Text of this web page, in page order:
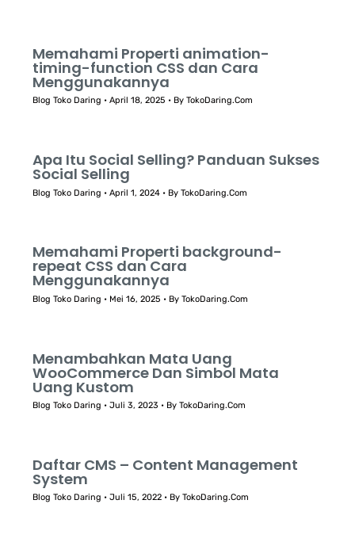
Memahami Properti animation-
timing-function CSS dan Cara
Menggunakannya
Blog Toko Daring •April 18, 2025 • ByTokoDaring.Com
Apa Itu Social Selling? Panduan Sukses
Social Selling
Blog Toko Daring •April 1, 2024 • ByTokoDaring.Com
Memahami Properti background-
repeat CSS dan Cara
Menggunakannya
Blog Toko Daring • Mei 16, 2025 • ByTokoDaring.Com
Menambahkan Mata Uang
WooCommerce Dan Simbol Mata
Uang Kustom
Blog Toko Daring •Juli 3, 2023 • ByTokoDaring.Com
Daftar CMS – Content Management
System
Blog Toko Daring •Juli 15, 2022 • ByTokoDaring.Com